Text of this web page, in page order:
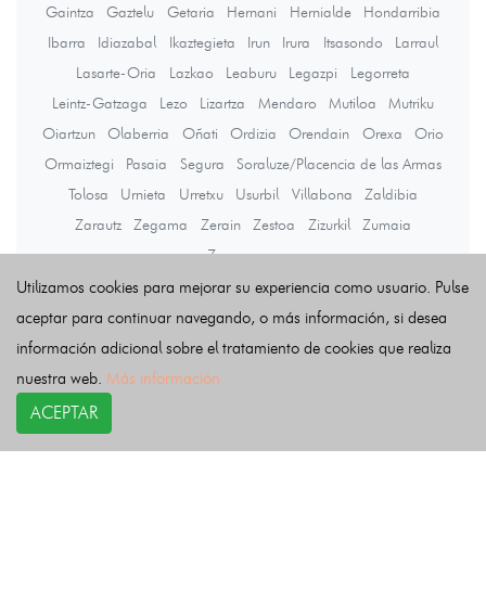
Gaintza
Gaztelu Getaria Hernani Hernialde
Hondarribia
Ibarra
Idiazabal Ikaztegieta Irun Irura Itsasondo
Larraul
Lasarte-Oria
Lazkao Leaburu Legazpi
Legorreta
Leintz-Gatzaga
Lezo Lizartza Mendaro Mutiloa
Mutriku
Oiartzun
Olaberria Oñati Ordizia Orendain Orexa
Orio
Ormaiztegi
Pasaia Segura
Soraluze/Placencia de las Armas
Tolosa
Urnieta Urretxu Usurbil Villabona
Zaldibia
Zarautz
Zegama Zerain Zestoa Zizurkil
Zumaia
Zumarraga
Últimas noticias
Utilizamos cookies para mejorar su experiencia como usuario. Pulse
aceptar para continuar navegando, o más información, si desea
información adicional sobre el tratamiento de cookies que realiza
nuestra web. Más información
ACEPTAR